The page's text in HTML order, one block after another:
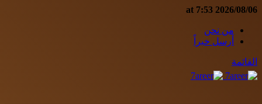
2026/08/06 at 7:53
من نحن
أرسل خبراً
القائمة